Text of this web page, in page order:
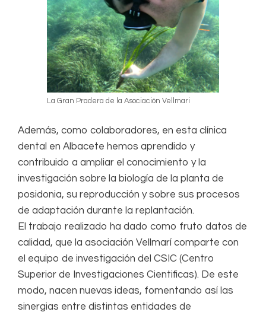
La Gran Pradera de la Asociación Vellmari
Además, como colaboradores, en esta clínica
dental en Albacete hemos aprendido y
contribuido a ampliar el conocimiento y la
investigación sobre la biología de la planta de
posidonia, su reproducción y sobre sus procesos
de adaptación durante la replantación.
El trabajo realizado ha dado como fruto datos de
calidad, que la asociación Vellmarí comparte con
el equipo de investigación del CSIC (Centro
Superior de Investigaciones Cientificas). De este
modo, nacen nuevas ideas, fomentando así las
sinergias entre distintas entidades de